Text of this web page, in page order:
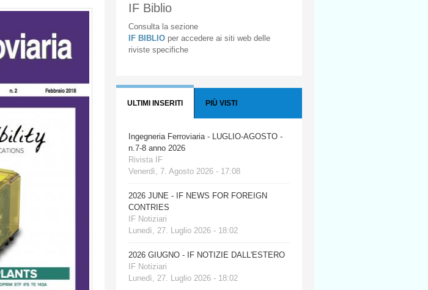
IF Biblio
Consulta la sezione
IF BIBLIO per accedere ai siti web delle
riviste specifiche
ULTIMI INSERITI PIÙ VISTI
Ingegneria Ferroviaria - LUGLIO-AGOSTO -
n.7-8 anno 2026
Rivista IF
Venerdì, 7. Agosto 2026 - 17:08
2026 JUNE - IF NEWS FOR FOREIGN
CONTRIES
IF Notiziari
Lunedì, 27. Luglio 2026 - 18:02
2026 GIUGNO - IF NOTIZIE DALL'ESTERO
IF Notiziari
Lunedì, 27. Luglio 2026 - 18:02